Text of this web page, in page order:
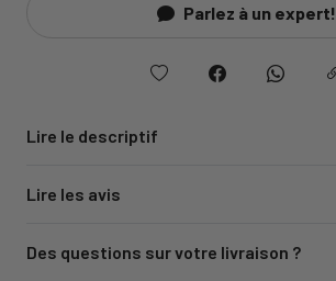
Parlez à un expert!
Lire le descriptif
Lire les avis
Des questions sur votre livraison ?